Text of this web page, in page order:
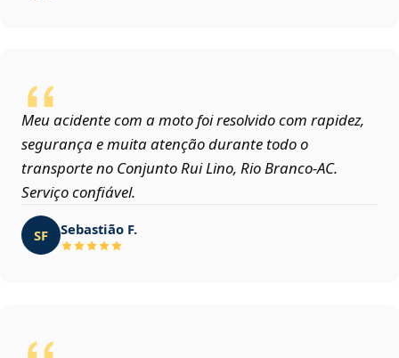
Meu acidente com a moto foi resolvido com rapidez,
segurança e muita atenção durante todo o
transporte no Conjunto Rui Lino, Rio Branco‑AC.
Serviço confiável.
SF Sebastião F.